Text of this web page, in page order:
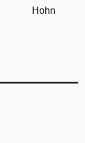
Hohn